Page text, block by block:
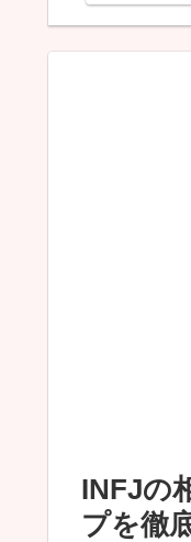
INFJの
プを徹